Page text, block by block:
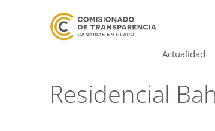
Actualidad
Residencial